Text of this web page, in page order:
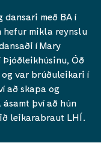
með BA í
mikla reynslu
í Mary
Óð
og var brúðuleikari í
að skapa og
því að hún
leikarabraut LHÍ.